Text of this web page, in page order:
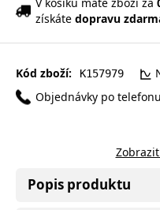
získáte dopravu
Kód zboží: K157979
Objednávky po
Popis produktu